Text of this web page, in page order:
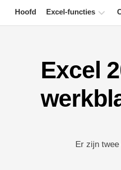
content
Hoofd Excel-functies
Excel-
tips
Formule
sneltoetsen
Excel
Er zijn